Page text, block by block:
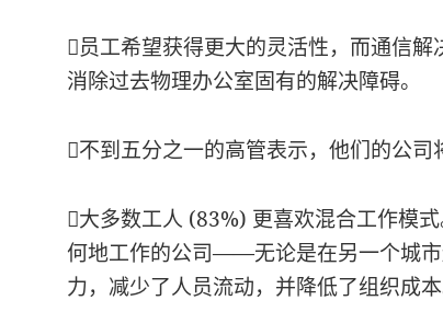
员工希望获得更大的灵活性，而通信
消除过去物理办公室固有的解决障碍。
不到五分之一的高管表示，他们的公司
大多数工人 (83%) 更喜欢混合工作模
何地工作的公司——无论是在另一个城
力，减少了人员流动，并降低了组织成本